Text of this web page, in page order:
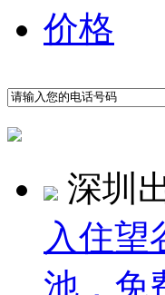
价格
深圳
入住望
池，